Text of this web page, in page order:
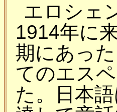
エロシェ
1914年に
期にあっ
てのエス
た。日本